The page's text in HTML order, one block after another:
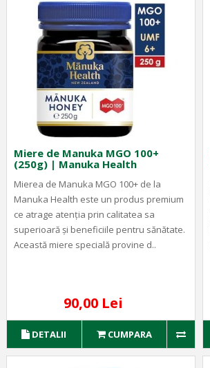
Miere de Manuka MGO 100+
(250g) | Manuka Health
Mierea de Manuka MGO 100+ de la
Manuka Health este un produs premium
ce atrage atenția prin calitatea sa
superioară și beneficiile pentru sănătate.
Această miere specială provine d..
90,00 Lei
DETALII CUMPARA